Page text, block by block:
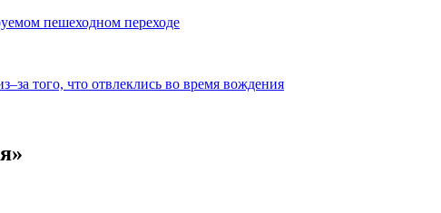
пешеходном переходе
того, что отвлеклись во время вождения